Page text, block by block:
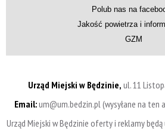
Polub nas na
Jakość powietrza i
GZM
Urząd Miejski w Będzinie, ul. 11
Email:um@um.bedzin.pl (wysyłane na ten
Urząd Miejski w Będzinie oferty i reklamy będą